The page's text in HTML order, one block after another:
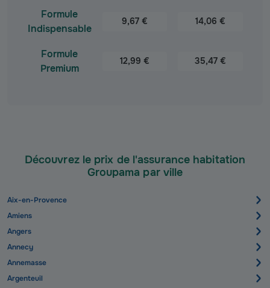
Formule
Indispensable
9,67 € 14,06 €
Formule
Premium
12,99 € 35,47 €
Découvrez le prix de l'assurance habitation
Groupama par ville
Aix-en-Provence
Amiens
Angers
Annecy
Annemasse
Argenteuil